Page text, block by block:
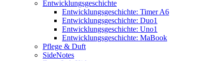
Entwicklungsgeschichte
Entwicklungsgeschichte: Timer A6
Entwicklungsgeschichte: Duo1
Entwicklungsgeschichte: Uno1
Entwicklungsgeschichte: MaBook
Pflege & Duft
SideNotes